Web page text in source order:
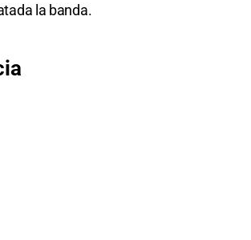
la banda.